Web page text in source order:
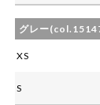
グレー
XS
S